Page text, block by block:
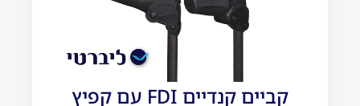
קביים קנדיים FDI עם קפיץ